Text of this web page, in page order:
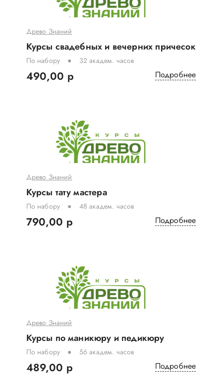
Древо Знаний
Курсы свадебных и вечерних причесок
По набору 32 академ. часов
490,00 р Подробнее
Древо Знаний
Курсы тату мастера
По набору 48 академ. часов
790,00 р Подробнее
Древо Знаний
Курсы по маникюру и педикюру
По набору 56 академ. часов
489,00 р Подробнее